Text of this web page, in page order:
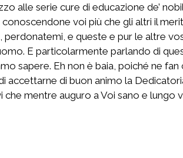
alle serie cure di educazione de’
voi più che gli altri il
perdonatemi, e queste e pur le altre
E particolarmente parlando di
sapere. Eh non è baia, poiché ne
di buon animo la
mentre auguro a Voi sano e